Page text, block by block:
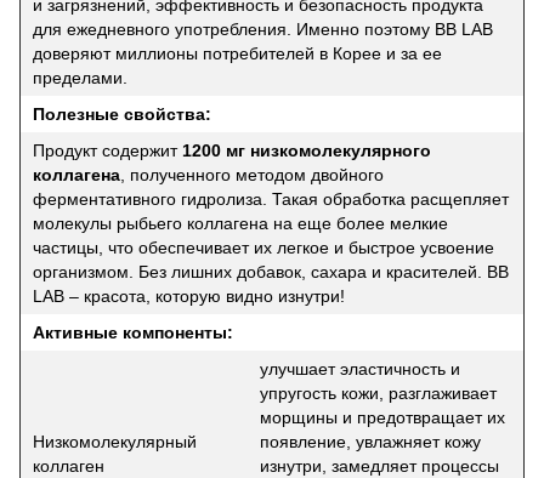
и загрязнений, эффективность и безопасность продукта
для ежедневного употребления. Именно поэтому BB LAB
доверяют миллионы потребителей в Корее и за ее
пределами.
Полезные свойства:
Продукт содержит 1200 мг низкомолекулярного
коллагена , полученного методом двойного
ферментативного гидролиза. Такая обработка расщепляет
молекулы рыбьего коллагена на еще более мелкие
частицы, что обеспечивает их легкое и быстрое усвоение
организмом. Без лишних добавок, сахара и красителей. BB
LAB – красота, которую видно изнутри!
Активные компоненты:
Низкомолекулярный
коллаген
улучшает эластичность и
упругость кожи, разглаживает
морщины и предотвращает их
появление, увлажняет кожу
изнутри, замедляет процессы